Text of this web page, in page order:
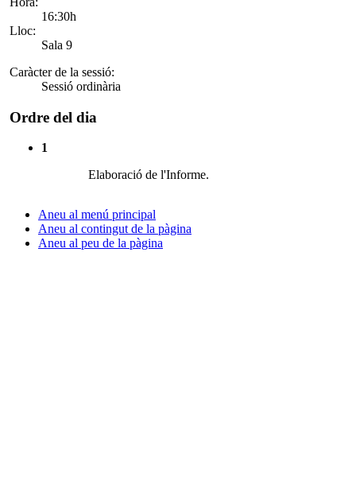
16:30h
Lloc:
Sala 9
Caràcter de la sessió:
Sessió ordinària
Ordre del dia
1
Elaboració de l'Informe.
Aneu al menú principal
Aneu al contingut de la pàgina
Aneu al peu de la pàgina